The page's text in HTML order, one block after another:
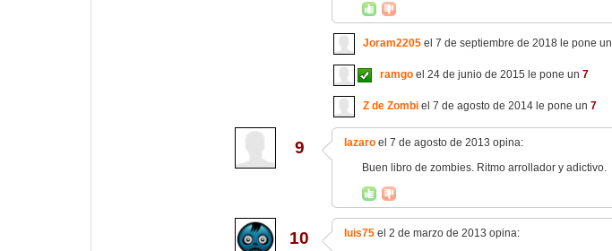
Joram2205 el 7 de septiembre de 2018 le pone un
ramgo el 24 de junio de 2015 le pone un 7
Z de Zombi el 7 de agosto de 2014 le pone un 7
9 lazaro el 7 de agosto de 2013 opina:
Buen libro de zombies. Ritmo arrollador y adictivo.
10 luis75 el 2 de marzo de 2013 opina: